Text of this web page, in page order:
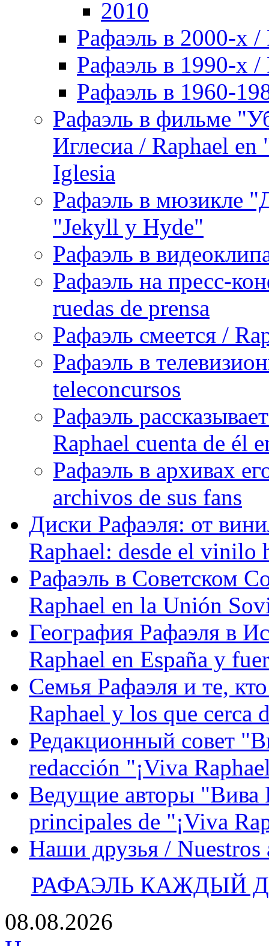
2010
Рафаэль в 2000-х /
Рафаэль в 1990-х /
Рафаэль в 1960-
Рафаэль в фильме
Иглесиа / Raphael
Iglesia
Рафаэль в мюзикле
"Jekyll y Hyde"
Рафаэль в
Рафаэль на пресс-
ruedas de prensa
Рафаэль смеется /
Рафаэль в
teleconcursos
Рафаэль
Raphael cuenta de él
Рафаэль в архивах
archivos de sus fans
Диски Рафаэля: от
Raphael: desde el vinilo
Рафаэль в Советском
Raphael en la Unión
География Рафаэля в
Raphael en España y
Семья Рафаэля и те,
Raphael y los que cerca
Редакционный совет
redacción "¡Viva
Ведущие авторы "Вива
principales de "¡Viva
Наши друзья / Nuestros
РАФАЭЛЬ КАЖДЫЙ
08.08.2026